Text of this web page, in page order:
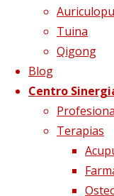
Tuina
Qigong
Blog
Centro
Terapias